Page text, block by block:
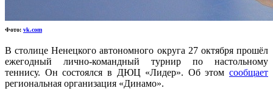
Фото: vk.com
В столице Ненецкого автономного округа 27 октября прошёл
ежегодный лично-командный турнир по настольному
теннису. Он состоялся в ДЮЦ «Лидер». Об этом сообщает
региональная организация «Динамо».